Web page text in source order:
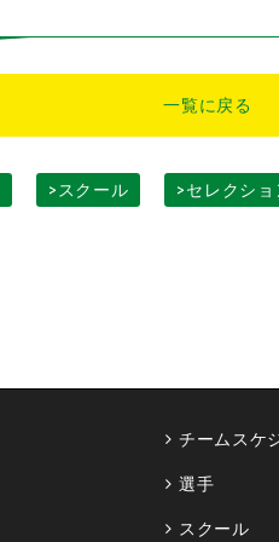
一覧に戻る
>スクール >セレクショ
チームスケ
選手
スクール